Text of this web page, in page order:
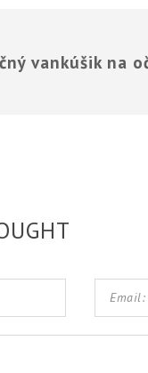
vankúšik na